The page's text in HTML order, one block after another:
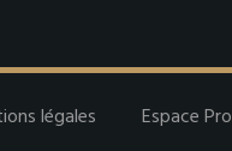
légales Espace Pro